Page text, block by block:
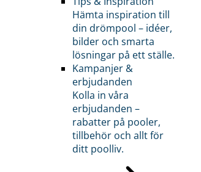
Hämta inspiration till
din drömpool – idéer,
bilder och smarta
lösningar på ett ställe.
Kampanjer &
erbjudanden
Kolla in våra
erbjudanden –
rabatter på pooler,
tillbehör och allt för
ditt poolliv.